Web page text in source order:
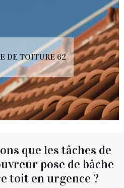
DE TOITURE 62
que les tâches de
pose de bâche
toit en urgence ?